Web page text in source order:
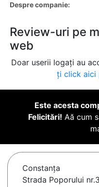
Despre companie:
Review-uri pe
web
Doar userii logați au
ți click aici
Este acesta
Felicitări! Aă cum
Constanţa
Strada Poporului